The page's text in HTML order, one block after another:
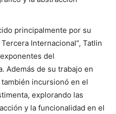
principalmente por su
Internacional”, Tatlin
del
Además de su trabajo en
incursionó en el
explorando las
y la funcionalidad en el